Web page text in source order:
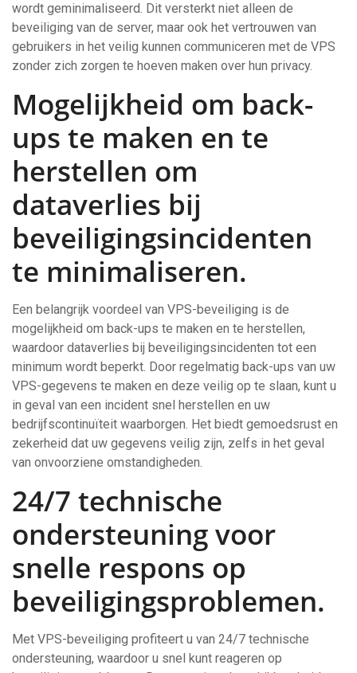
wordt geminimaliseerd. Dit versterkt niet alleen de
beveiliging van de server, maar ook het vertrouwen van
gebruikers in het veilig kunnen communiceren met de VPS
zonder zich zorgen te hoeven maken over hun privacy.
Mogelijkheid om back-
ups te maken en te
herstellen om
dataverlies bij
beveiligingsincidenten
te minimaliseren.
Een belangrijk voordeel van VPS-beveiliging is de
mogelijkheid om back-ups te maken en te herstellen,
waardoor dataverlies bij beveiligingsincidenten tot een
minimum wordt beperkt. Door regelmatig back-ups van uw
VPS-gegevens te maken en deze veilig op te slaan, kunt u
in geval van een incident snel herstellen en uw
bedrijfscontinuïteit waarborgen. Het biedt gemoedsrust en
zekerheid dat uw gegevens veilig zijn, zelfs in het geval
van onvoorziene omstandigheden.
24/7 technische
ondersteuning voor
snelle respons op
beveiligingsproblemen.
Met VPS-beveiliging profiteert u van 24/7 technische
ondersteuning, waardoor u snel kunt reageren op